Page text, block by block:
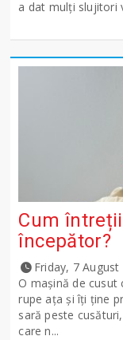
a dat mulți slujitori
Cum
începător?
Friday, 7 August
O mașină de cusut
rupe ața și îți ține
sară peste
care n...